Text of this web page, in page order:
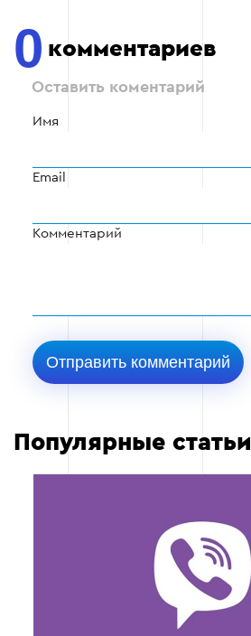
0 комментариев
Оставить коментарий
Имя
Email
Комментарий
Популярные статьи